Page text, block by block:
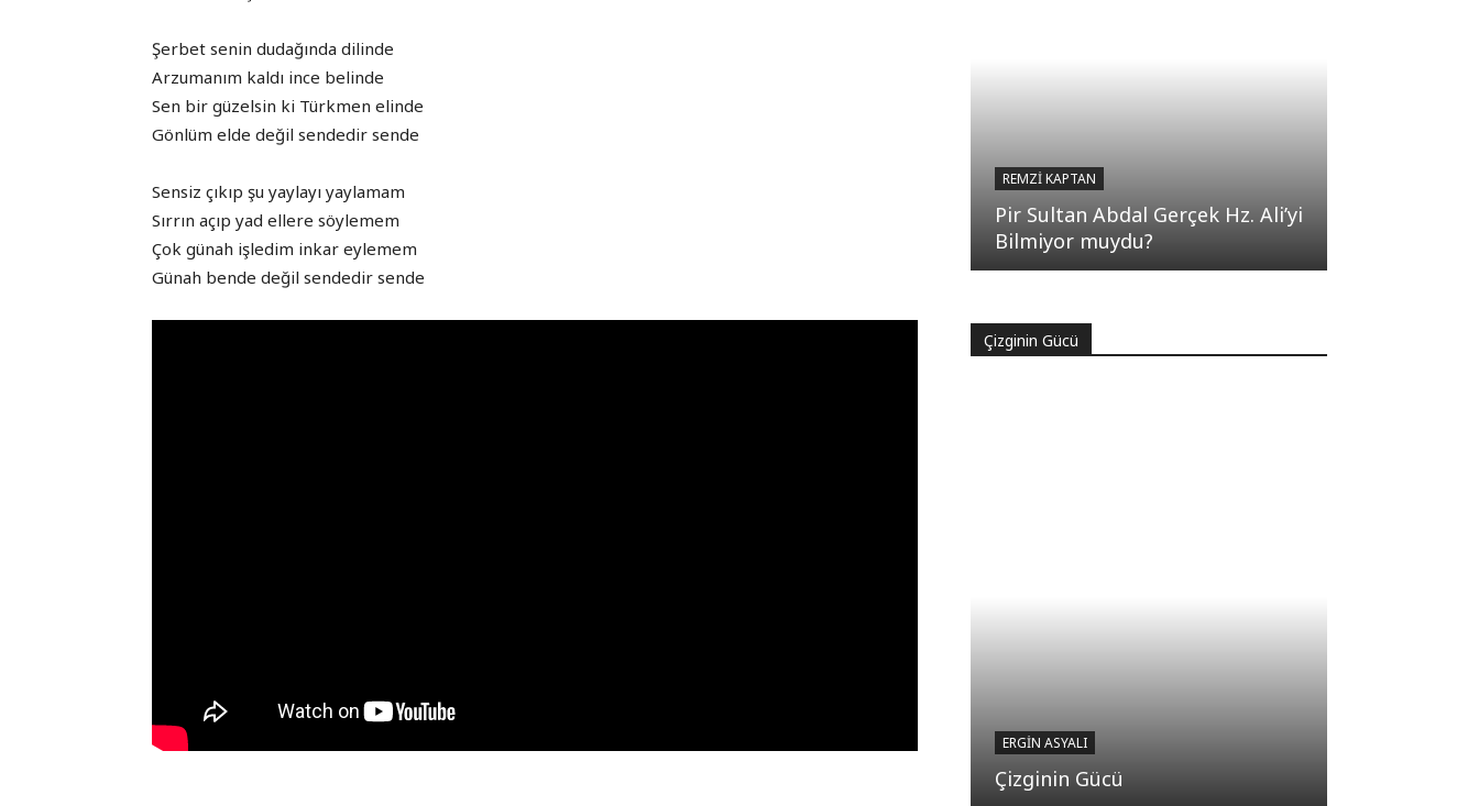
Şerbet senin dudağında dilinde
Arzumanım kaldı ince belinde
Sen bir güzelsin ki Türkmen elinde
Gönlüm elde değil sendedir sende
Sensiz çıkıp şu yaylayı yaylamam
Sırrın açıp yad ellere söylemem
Çok günah işledim inkar eylemem
Günah bende değil sendedir sende
REMZI KAPTAN
Pir Sultan Abdal Gerçek Hz. Ali’yi
Bilmiyor muydu?
Çizginin Gücü
ERGIN ASYALI
Çizginin Gücü